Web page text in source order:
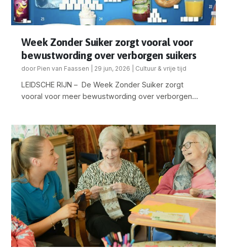
Week Zonder Suiker zorgt vooral voor
bewustwording over verborgen suikers
door Pien van Faassen 29 jun, 2026 Cultuur & vrije tijd
LEIDSCHE RIJN – De Week Zonder Suiker zorgt
vooral voor meer bewustwording over verborgen...